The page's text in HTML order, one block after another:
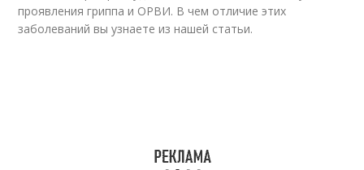
проявления гриппа и ОРВИ. В чем отличие этих
заболеваний вы узнаете из нашей статьи.